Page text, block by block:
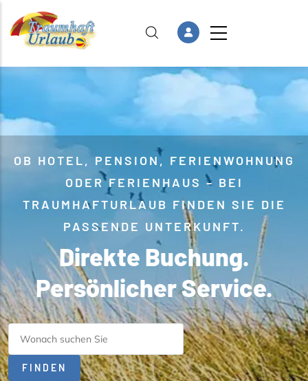
Direkt zum Inhalt
OB HOTEL, PENSION, FERIENWOHNUNG
ODER FERIENHAUS – BEI
TRAUMHAFTURLAUB FINDEN SIE DIE
PASSENDE UNTERKUNFT.
Direkte Buchung.
Persönlicher Service.
Wonach Suchen Sie